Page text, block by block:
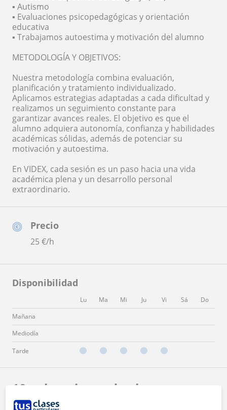
Precio
25€/h
Disponibilidad
Lu Ma Mi Ju Vi Sá
Do
Mañana
Mediodía
Tarde
▪️ Autismo
▪️ Evaluaciones psicopedagógicas y orientación
educativa
▪️ Trabajamos autoestima y motivación del alumno
METODOLOGÍA Y OBJETIVOS:
Nuestra metodología combina evaluación,
planificación y tratamiento individualizado.
Aplicamos estrategias adaptadas a cada dificultad y
realizamos un seguimiento constante para
garantizar avances reales. El objetivo es que el
alumno adquiera autonomía, confianza y habilidades
académicas sólidas, además de potenciar su
motivación y autoestima.
En VIDEX, cada sesión es un paso hacia una vida
académica plena y un desarrollo personal
extraordinario.
10 valoraciones de alumnos y ex-
alumnos de Gabinete VIDEX